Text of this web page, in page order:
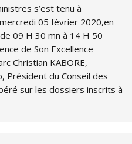
s’est tenu à
05 février 2020,en
09 H 30 mn à 14 H 50
de Son Excellence
Christian KABORE,
Président du Conseil des
sur les dossiers inscrits à